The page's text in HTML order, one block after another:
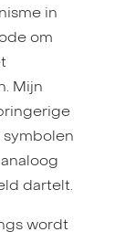
in
om
Mijn
symbolen
dartelt.
wordt